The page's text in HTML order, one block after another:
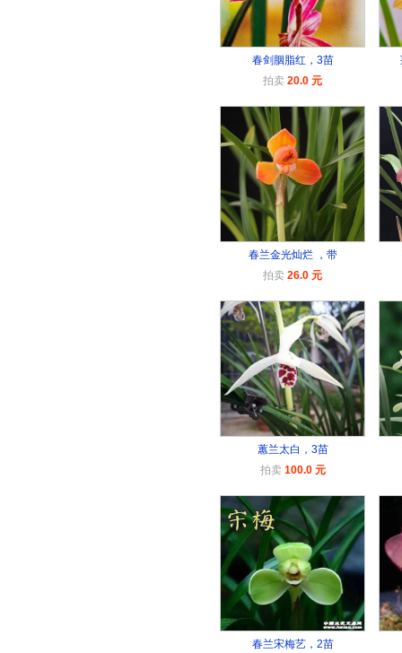
春剑胭脂红，3苗
拍卖 20.0 元
春兰金光灿烂 ，带
拍卖 26.0 元
蕙兰太白，3苗
拍卖 100.0 元
春兰宋梅艺，2苗